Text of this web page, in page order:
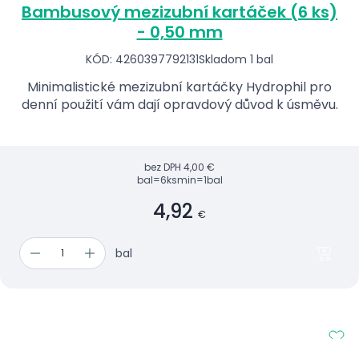
Bambusový mezizubní kartáček (6 ks)
- 0,50 mm
KÓD: 4260397792131Skladom 1 bal
Minimalistické mezizubní kartáčky Hydrophil pro
denní použití vám dají opravdový důvod k úsměvu.
bez DPH 4,00 €
bal=6ksmin=1bal
4,92 €
bal